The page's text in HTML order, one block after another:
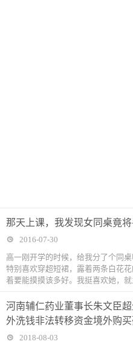
那天上课，我发现女同桌竟
2016-07-30
高一刚开学的时候，给我分了个同
特别喜欢穿超短裙，露着两条白花
着要能摸摸该多好。我挺喜欢她，就
河南辅仁药业董事长朱文臣
外洗钱非法转移资金境外购
2018-08-03